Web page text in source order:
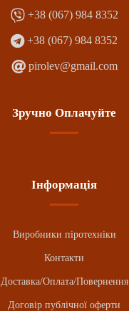
+38 (067) 984 8352
+38 (067) 984 8352
pirolev@gmail.com
Зручно Оплачуйте
Інформація
Виробники піротехніки
Контакти
Доставка/Оплата/Повернення
Договір публічної оферти